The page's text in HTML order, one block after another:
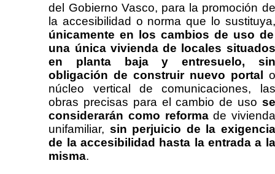
del Gobierno Vasco, para la promoción de
la accesibilidad o norma que lo sustituya,
únicamente en los cambios de uso de
una única vivienda de locales situados
en planta baja y entresuelo, sin
obligación de construir nuevo portal o
núcleo vertical de comunicaciones, las
obras precisas para el cambio de uso se
considerarán como reformade vivienda
unifamiliar, sin perjuicio de la exigencia
de la accesibilidad hasta la entrada a la
misma.